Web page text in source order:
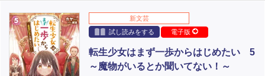
新文芸
試し読みをする
電子版
転生少女はまず一歩からはじめたい 5
～魔物がいるとか聞いてない！～